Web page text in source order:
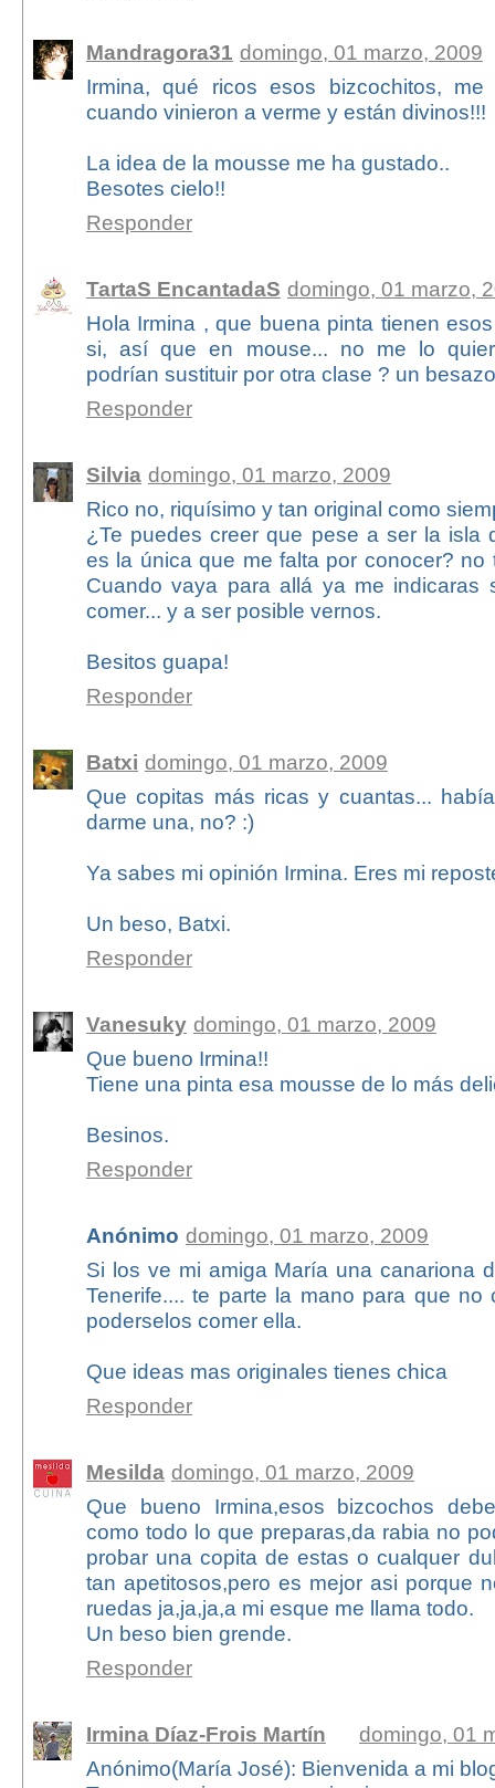
Mandragora31 domingo, 01 marzo, 2009
Irmina, qué ricos esos bizcochitos,
cuando vinieron a verme y están divinos!!!
La idea de la mousse me ha gustado..
Besotes cielo!!
Responder
TartaS EncantadaS domingo, 01 marzo,
Hola Irmina , que buena pinta tienen
si, así que en mouse... no me lo
podrían sustituir por otra clase ? un
Responder
Silvia domingo, 01 marzo, 2009
Rico no, riquísimo y tan original como
¿Te puedes creer que pese a ser la isla
es la única que me falta por conocer? no
Cuando vaya para allá ya me indicaras
comer... y a ser posible vernos.
Besitos guapa!
Responder
Batxi domingo, 01 marzo, 2009
Que copitas más ricas y cuantas...
darme una, no? :)
Ya sabes mi opinión Irmina. Eres mi
Un beso, Batxi.
Responder
Vanesuky domingo, 01 marzo, 2009
Que bueno Irmina!!
Tiene una pinta esa mousse de lo más
Besinos.
Responder
Anónimo domingo, 01 marzo, 2009
Si los ve mi amiga María una canariona
Tenerife.... te parte la mano para que
poderselos comer ella.
Que ideas mas originales tienes chica
Responder
Mesilda domingo, 01 marzo, 2009
Que bueno Irmina,esos bizcochos
como todo lo que preparas,da rabia no
probar una copita de estas o cualquer
tan apetitosos,pero es mejor asi porque
ruedas ja,ja,ja,a mi esque me llama todo.
Un beso bien grende.
Responder
Irmina Díaz-Frois Martín
domingo, 01
Anónimo(María José): Bienvenida a mi